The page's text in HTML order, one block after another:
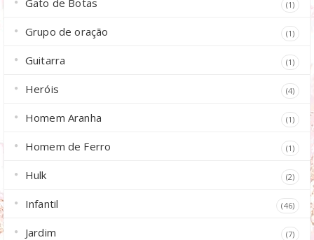
(1)
Grupo de oração (1)
Guitarra (1)
Heróis (4)
Homem Aranha (1)
Homem de Ferro (1)
Hulk (2)
Infantil (46)
Jardim (7)